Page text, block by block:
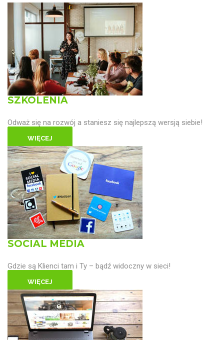
SZKOLENIA
Odważ się na rozwój a staniesz się najlepszą wersją siebie!
WIĘCEJ
SOCIAL MEDIA
Gdzie są Klienci tam i Ty – bądź widoczny w sieci!
WIĘCEJ